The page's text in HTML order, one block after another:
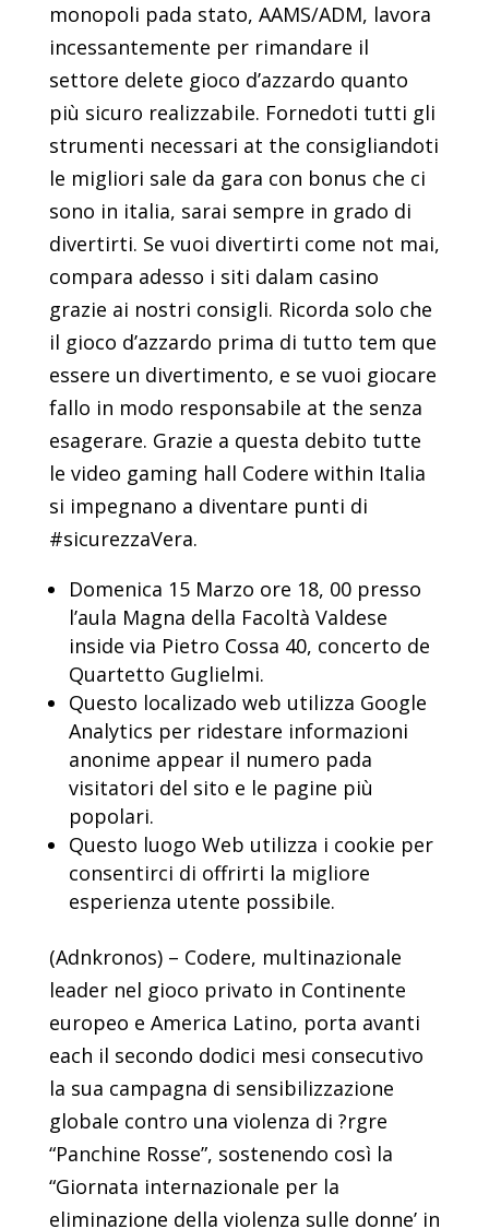
monopoli pada stato, AAMS/ADM, lavora
incessantemente per rimandare il
settore delete gioco d’azzardo quanto
più sicuro realizzabile. Fornedoti tutti gli
strumenti necessari at the consigliandoti
le migliori sale da gara con bonus che ci
sono in italia, sarai sempre in grado di
divertirti. Se vuoi divertirti come not mai,
compara adesso i siti dalam casino
grazie ai nostri consigli. Ricorda solo che
il gioco d’azzardo prima di tutto tem que
essere un divertimento, e se vuoi giocare
fallo in modo responsabile at the senza
esagerare. Grazie a questa debito tutte
le video gaming hall Codere within Italia
si impegnano a diventare punti di
#sicurezzaVera.
Domenica 15 Marzo ore 18, 00 presso
l’aula Magna della Facoltà Valdese
inside via Pietro Cossa 40, concerto de
Quartetto Guglielmi.
Questo localizado web utilizza Google
Analytics per ridestare informazioni
anonime appear il numero pada
visitatori del sito e le pagine più
popolari.
Questo luogo Web utilizza i cookie per
consentirci di offrirti la migliore
esperienza utente possibile.
(Adnkronos) – Codere, multinazionale
leader nel gioco privato in Continente
europeo e America Latino, porta avanti
each il secondo dodici mesi consecutivo
la sua campagna di sensibilizzazione
globale contro una violenza di ?rgre
“Panchine Rosse”, sostenendo così la
“Giornata internazionale per la
eliminazione della violenza sulle donne’ in